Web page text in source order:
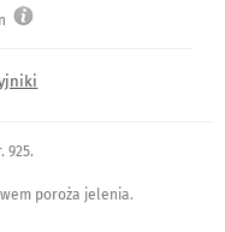
925.
poroża jelenia.